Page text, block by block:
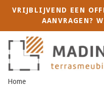
VRIJBLIJVEND EEN
AANVRAGEN?
Home